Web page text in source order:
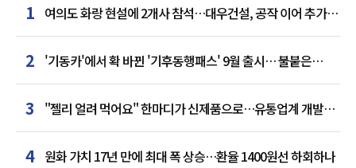
1 여의도 화랑 현설에 2개사 참석…대우건설, 공작 이어 추가
거점 확보하나
2 '기동카'에서 확 바뀐 '기후동행패스' 9월 출시… 불붙은
카드사 경쟁
3
"젤리 얼려 먹어요" 한마디가 신제품으로…유통업계 개발실
된 SNS
4 원화 가치 17년 만에 최대 폭 상승…환율 1400원선 하회하나